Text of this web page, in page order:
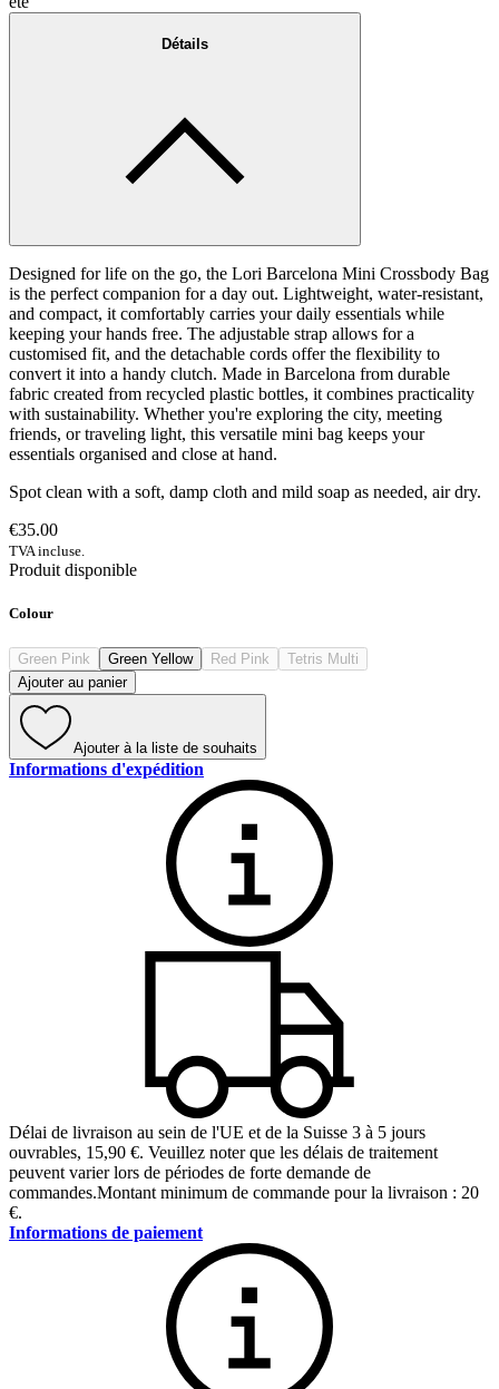
Détails
Designed for life on the go, the Lori Barcelona Mini Crossbody Bag
is the perfect companion for a day out. Lightweight, water-resistant,
and compact, it comfortably carries your daily essentials while
keeping your hands free. The adjustable strap allows for a
customised fit, and the detachable cords offer the flexibility to
convert it into a handy clutch. Made in Barcelona from durable
fabric created from recycled plastic bottles, it combines practicality
with sustainability. Whether you're exploring the city, meeting
friends, or traveling light, this versatile mini bag keeps your
essentials organised and close at hand.
Spot clean with a soft, damp cloth and mild soap as needed, air dry.
€35.00
TVA incluse.
Produit disponible
Colour
Green Pink Green Yellow Red Pink
Tetris Multi
Ajouter au panier
Ajouter à la liste de souhaits
Informations d'expédition
Délai de livraison au sein de l'UE et de la Suisse 3 à 5 jours
ouvrables, 15,90 €. Veuillez noter que les délais de traitement
peuvent varier lors de périodes de forte demande de
commandes.Montant minimum de commande pour la livraison : 20
€.
Informations de paiement